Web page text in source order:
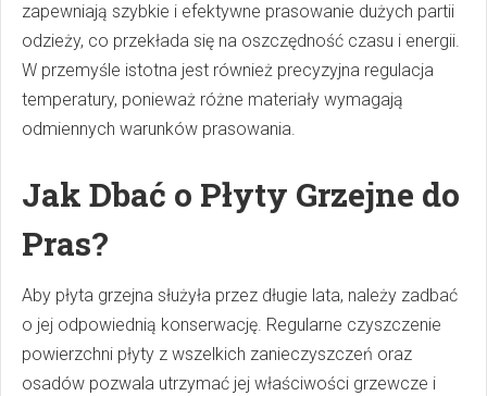
zapewniają szybkie i efektywne prasowanie dużych partii
odzieży, co przekłada się na oszczędność czasu i energii.
W przemyśle istotna jest również precyzyjna regulacja
temperatury, ponieważ różne materiały wymagają
odmiennych warunków prasowania.
Jak Dbać o Płyty Grzejne do
Pras?
Aby płyta grzejna służyła przez długie lata, należy zadbać
o jej odpowiednią konserwację. Regularne czyszczenie
powierzchni płyty z wszelkich zanieczyszczeń oraz
osadów pozwala utrzymać jej właściwości grzewcze i